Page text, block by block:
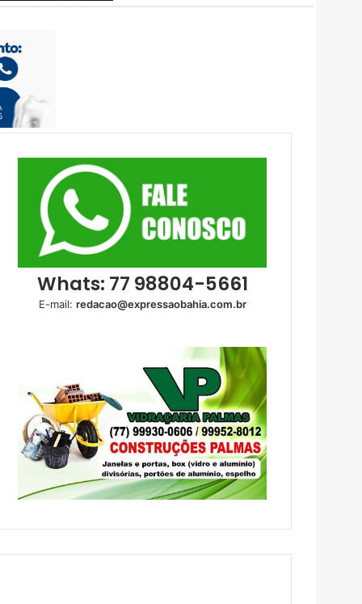
Whats: 77 98804-5661
E-mail: redacao@expressaobahia.com.br